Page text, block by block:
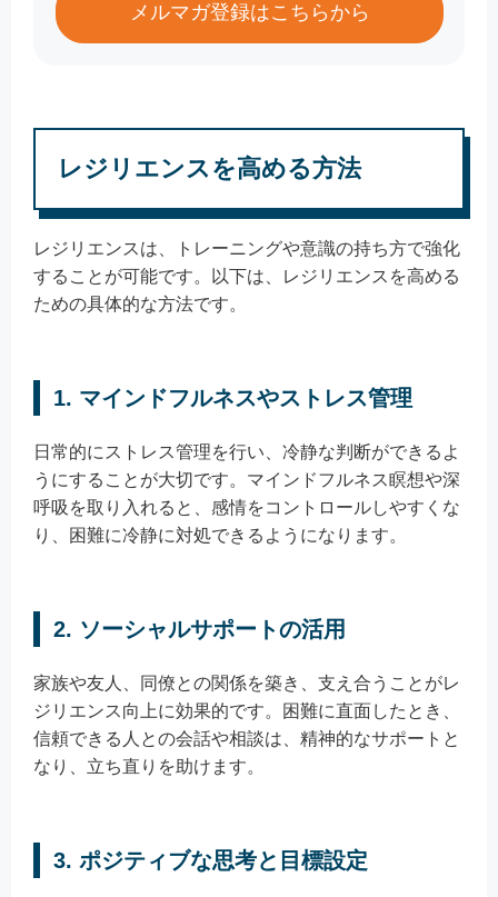
メルマガ登録はこちらから
レジリエンスを高める方法
レジリエンスは、トレーニングや意識の持ち方で強化
することが可能です。以下は、レジリエンスを高める
ための具体的な方法です。
1. マインドフルネスやストレス管理
日常的にストレス管理を行い、冷静な判断ができるよ
うにすることが大切です。マインドフルネス瞑想や深
呼吸を取り入れると、感情をコントロールしやすくな
り、困難に冷静に対処できるようになります。
2. ソーシャルサポートの活用
家族や友人、同僚との関係を築き、支え合うことがレ
ジリエンス向上に効果的です。困難に直面したとき、
信頼できる人との会話や相談は、精神的なサポートと
なり、立ち直りを助けます。
3. ポジティブな思考と目標設定